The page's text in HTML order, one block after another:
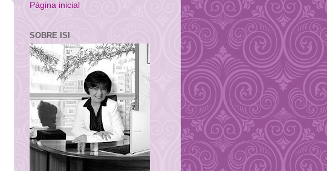
Página inicial
SOBRE ISI